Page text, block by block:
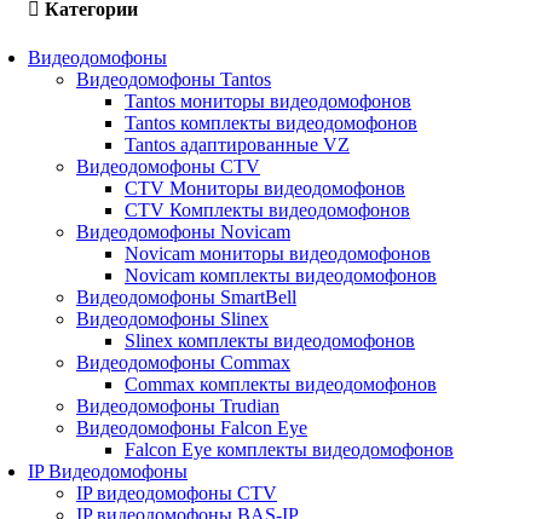
Категории
Видеодомофоны
Видеодомофоны Tantos
Tantos мониторы видеодомофонов
Tantos комплекты видеодомофонов
Tantos адаптированные VZ
Видеодомофоны CTV
CTV Мониторы видеодомофонов
CTV Комплекты видеодомофонов
Видеодомофоны Novicam
Novicam мониторы видеодомофонов
Novicam комплекты видеодомофонов
Видеодомофоны SmartBell
Видеодомофоны Slinex
Slinex комплекты видеодомофонов
Видеодомофоны Commax
Commax комплекты видеодомофонов
Видеодомофоны Trudian
Видеодомофоны Falcon Eye
Falcon Eye комплекты видеодомофонов
IP Видеодомофоны
IP видеодомофоны CTV
IP видеодомофоны BAS-IP